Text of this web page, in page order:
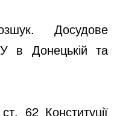
Досудове
в Донецькій та
62 Конституції